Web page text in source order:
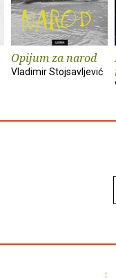
Opijum za narod
Vladimir Stojsavljević